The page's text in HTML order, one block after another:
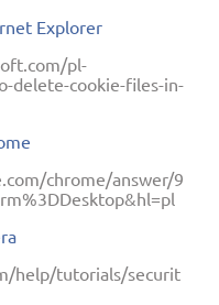
Explorer
pl-
delete-cookie-files-in-
chrome/answer/9
help/tutorials/securit